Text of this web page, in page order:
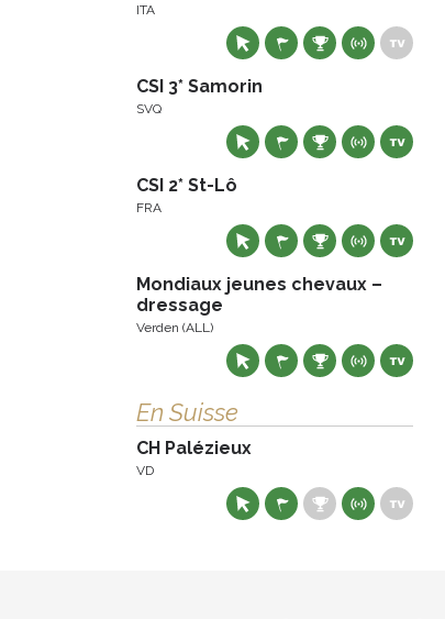
ITA
CSI 3* Samorin
SVQ
CSI 2* St-Lô
FRA
Mondiaux jeunes chevaux –
dressage
Verden (ALL)
En Suisse
CH Palézieux
VD